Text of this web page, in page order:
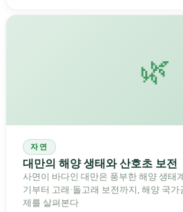
🌿
자연
대만의 해양 생태와 산호초 보전
사면이 바다인 대만은 풍부한 해양 생태
기부터 고래·돌고래 보전까지, 해양 국
제를 살펴본다